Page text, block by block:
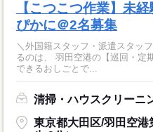
【こつこつ作業】未
ぴかに＠2名募集
＼外国籍スタッフ・派遣スタッ
るのは、 羽田空港の【巡回・定
できるおしごとで...
清掃・ハウスクリーニ
東京都大田区/羽田空